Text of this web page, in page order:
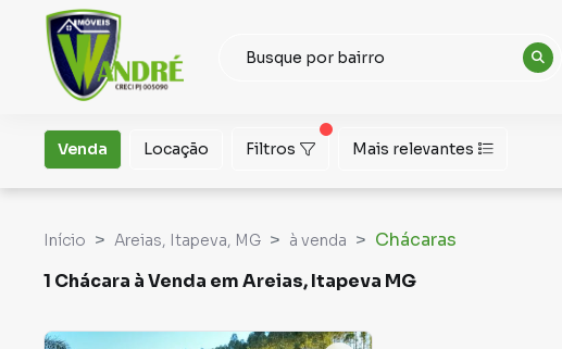
Venda Locação Filtros Mais relevantes
Início Areias, Itapeva, MG à venda
Chácaras
1 Chácara à Venda em Areias, Itapeva MG